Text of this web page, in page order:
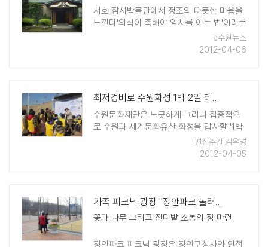
서호 잠사박물관에서 정조의 따듯한 마음을
느낀다'의식이 족해야 염치를 아는 법'이라는
속담이 있다. 의식주가 해결된 후에야 인간
으로서 예의와 도리를 다할 수 있다는 말이
e수원뉴스
2012-04-06
최저경비로 수원화성 1박 2일 테마여행을
수원문화재단은 느긋하게 그러나 집중적으
로 수원과 세계문화유산 화성을 답사할 '1박
2일 테마여행' 관광객을 모집한다.이 프로그
램은 최저의 여행경비로 최고의 답사여행을
편집주간 김우영
2012-04-05
가족 피크닉 광장 "장안파크 놀러와~"
꽃과 나무 그리고 잔디밭 소통의 장 마련
장안파크 피크닉 광장은 장안구청사와 인접